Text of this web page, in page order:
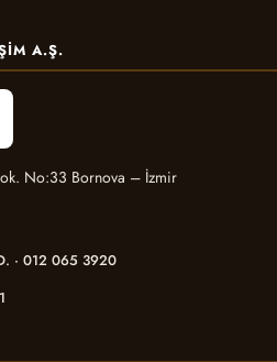
A.Ş.
No:33 Bornova – İzmir
· 012 065 3920